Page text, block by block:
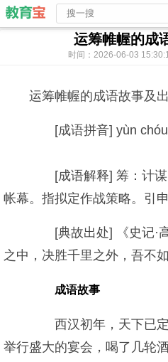
运筹帷幄的成
时间：2026-06-03
运筹帷幄的成语故事及
[成语拼音] yùn chóu
[成语解释] 筹：计谋
帐幕。指拟定作战策略。引
[典故出处] 《史记·高
之中，决胜千里之外，吾不
成语故事
西汉初年，天下已定
举行盛大的宴会，喝了几轮